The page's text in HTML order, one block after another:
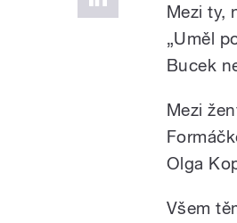
Mezi ty,
„Uměl
Bucek
Mezi
Olga
Všem